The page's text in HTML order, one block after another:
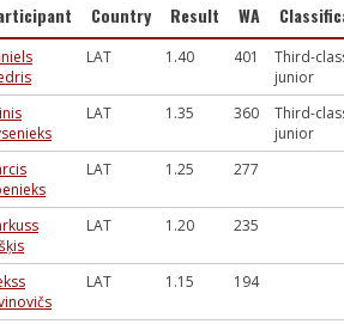
Country Result WA
LAT 1.40 401
Third-
junior
LAT 1.35 360
Third-
junior
LAT 1.25 277
LAT 1.20 235
LAT 1.15 194